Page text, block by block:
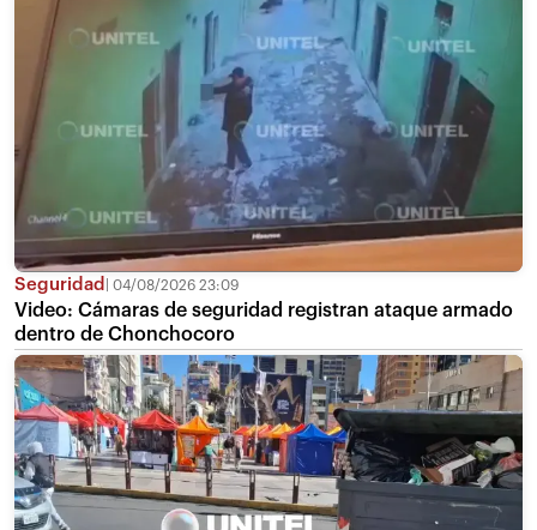
Seguridad 04/08/2026 23:09
Video: Cámaras de seguridad registran ataque armado
dentro de Chonchocoro